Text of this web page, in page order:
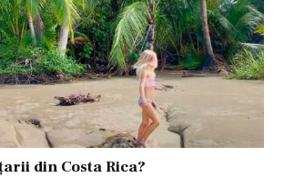
din Costa Rica?